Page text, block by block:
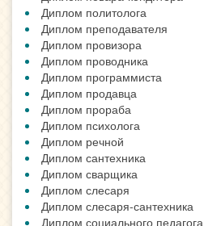
Диплом политолога
Диплом преподавателя
Диплом провизора
Диплом проводника
Диплом программиста
Диплом продавца
Диплом прораба
Диплом психолога
Диплом речной
Диплом сантехника
Диплом сварщика
Диплом слесаря
Диплом слесаря-сантехника
Диплом социального педагога